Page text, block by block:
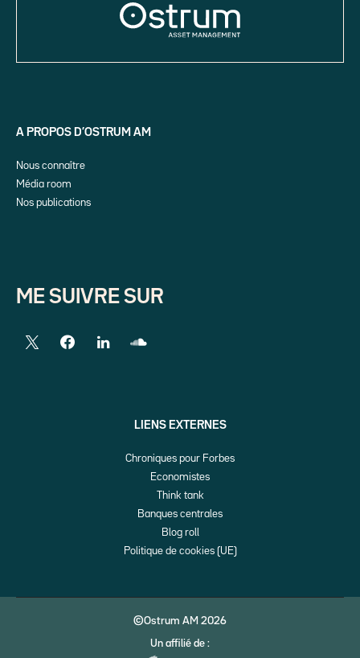
A PROPOS D’OSTRUM AM
Nous connaître
Média room
Nos publications
ME SUIVRE SUR
LIENS EXTERNES
Chroniques pour Forbes
Economistes
Think tank
Banques centrales
Blog roll
Politique de cookies (UE)
©Ostrum AM 2026
Un affilié de :